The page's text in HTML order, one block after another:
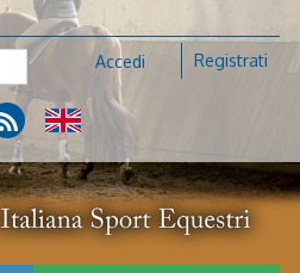
Accedi Registrati